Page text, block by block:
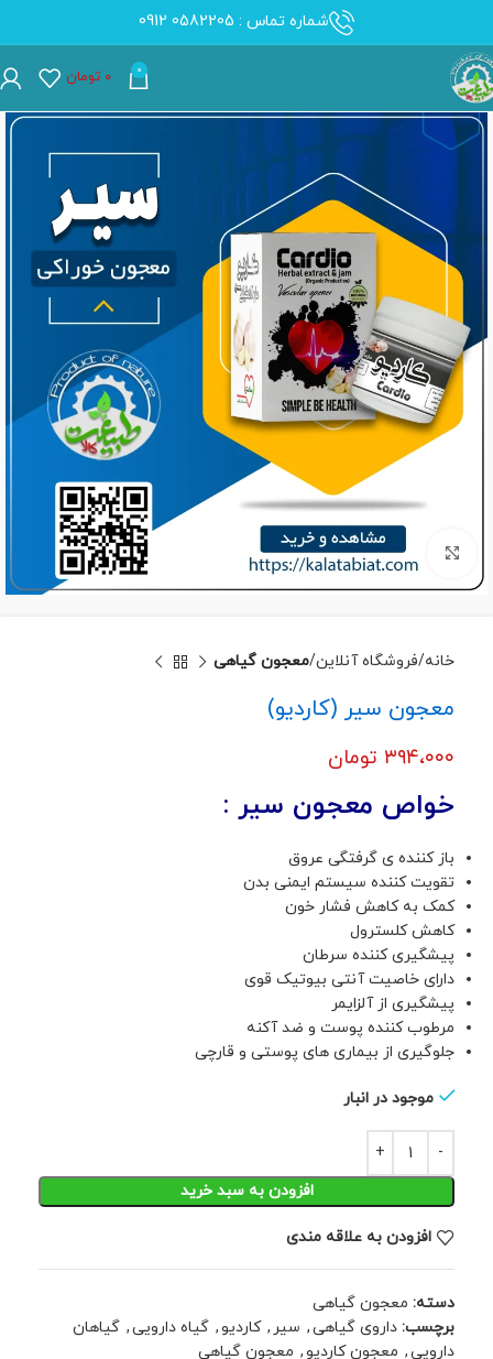
شماره تماس : 0582205 0912
0 ۰ تومان
برای بزرگنمایی کلیک کنید
خانه فروشگاه آنلاین معجون گیاهی
معجون سیر (کاردیو)
۳۹۴،۰۰۰ تومان
خواص معجون سیر :
باز کننده ی گرفتگی عروق
تقویت کننده سیستم ایمنی بدن
کمک به کاهش فشار خون
کاهش کلسترول
پیشگیری کننده سرطان
دارای خاصیت آنتی بیوتیک قوی
پیشگیری از آلزایمر
مرطوب کننده پوست و ضد آکنه
جلوگیری از بیماری های پوستی و قارچی
موجود در انبار
افزودن به سبد خرید
افزودن به علاقه مندی
دسته: معجون گیاهی
برچسب: داروی گیاهی, سیر , کاردیو, گیاه دارویی, گیاهان
دارویی, معجون کاردیو, معجون گیاهی